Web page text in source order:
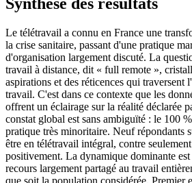
Le télétravail a connu en France une
la crise sanitaire, passant d'une pratique
d'organisation largement discuté. La
travail à distance, dit « full remote »,
aspirations et des réticences qui traversent
travail. C'est dans ce contexte que les
offrent un éclairage sur la réalité déclarée
constat global est sans ambiguïté : le 100
pratique très minoritaire. Neuf répondants
être en télétravail intégral, contre
positivement. La dynamique dominante
recours largement partagé au travail
que soit la population considérée. Premier